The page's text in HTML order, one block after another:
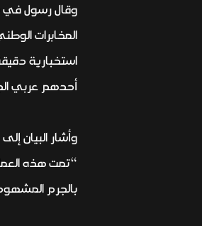
وقال رسول في
المخابرات
أحدهم عربي
وأشار البيان
“تمت هذه
بالجرم